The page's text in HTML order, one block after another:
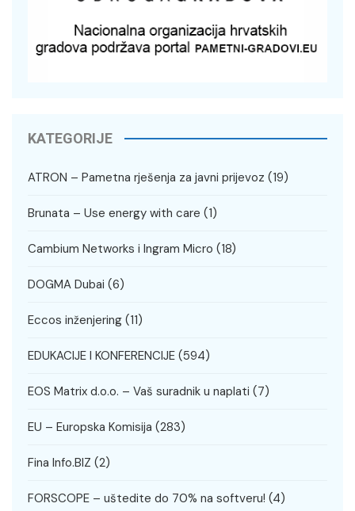
KATEGORIJE
ATRON – Pametna rješenja za javni prijevoz (19)
Brunata – Use energy with care (1)
Cambium Networks i Ingram Micro (18)
DOGMA Dubai (6)
Eccos inženjering (11)
EDUKACIJE I KONFERENCIJE (594)
EOS Matrix d.o.o. – Vaš suradnik u naplati (7)
EU – Europska Komisija (283)
Fina Info.BIZ (2)
FORSCOPE – uštedite do 70% na softveru! (4)